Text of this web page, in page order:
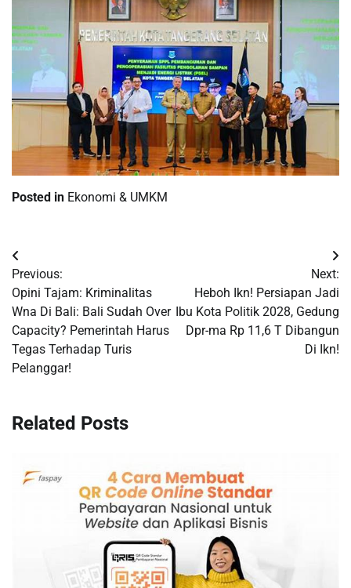
Posted in Ekonomi & UMKM
Post
navigation
Previous:
Opini Tajam: Kriminalitas
Wna Di Bali: Bali Sudah Over
Capacity? Pemerintah Harus
Tegas Terhadap Turis
Pelanggar!
Next:
Heboh Ikn! Persiapan Jadi
Ibu Kota Politik 2028, Gedung
Dpr-ma Rp 11,6 T Dibangun
Di Ikn!
Related Posts